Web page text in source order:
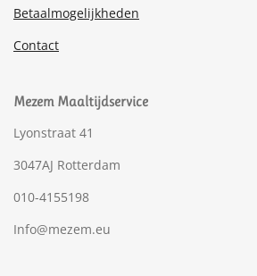
Betaalmogelijkheden
Contact
Mezem Maaltijdservice
Lyonstraat 41
3047AJ Rotterdam
010-4155198
Info@mezem.eu